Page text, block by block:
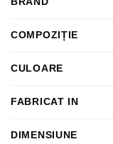
COMPOZIȚIE
CULOARE
FABRICAT IN
DIMENSIUNE